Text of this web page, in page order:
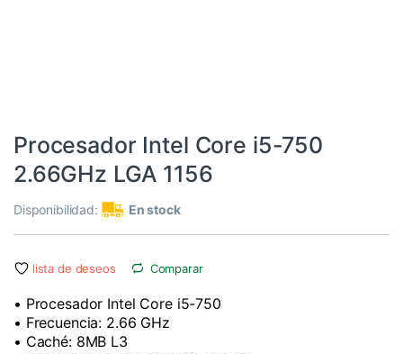
Procesador Intel Core i5-750
2.66GHz LGA 1156
Disponibilidad: En stock
lista de deseos Comparar
• Procesador Intel Core i5-750
• Frecuencia: 2.66 GHz
• Caché: 8MB L3